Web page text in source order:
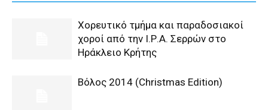
Χορευτικό τμήμα και παραδοσιακοί
χοροί από την Ι.Ρ.Α. Σερρών στο
Ηράκλειο Κρήτης
Βόλος 2014 (Christmas Edition)